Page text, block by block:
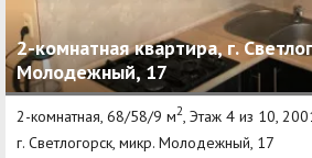
2-комнатная квартира, г.
Молодежный, 17
2-комнатная, 68/58/9 м2, Этаж 4 из 10,
г. Светлогорск, микр. Молодежный, 17